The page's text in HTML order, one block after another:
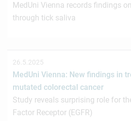
MedUni Vienna records findings
through tick saliva
26.5.2025
MedUni Vienna: New findings in
mutated colorectal cancer
Study reveals surprising role for
Factor Receptor (EGFR)